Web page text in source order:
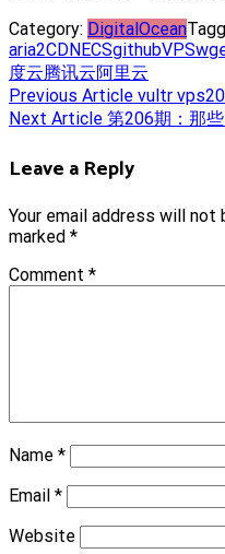
Category: DigitalOcean
aria2CDNECSgithubVPS
度云腾讯云阿里云
Post
Previous Article vultr
Next Article 第206期：那
Leave a Reply
Your email address will not
marked *
Comment *
Name *
Email *
Website